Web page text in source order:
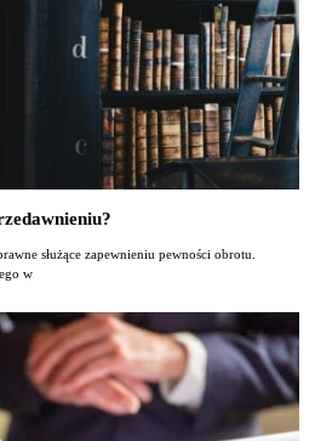
służące zapewnieniu pewności obrotu.
w